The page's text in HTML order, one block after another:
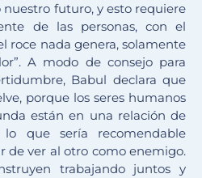
futuro, y esto requiere
de las personas, con el
roce nada genera, solamente
A modo de consejo para
Babul declara que
porque los seres humanos
están en una relación de
lo que sería recomendable
de ver al otro como enemigo.
trabajando juntos y